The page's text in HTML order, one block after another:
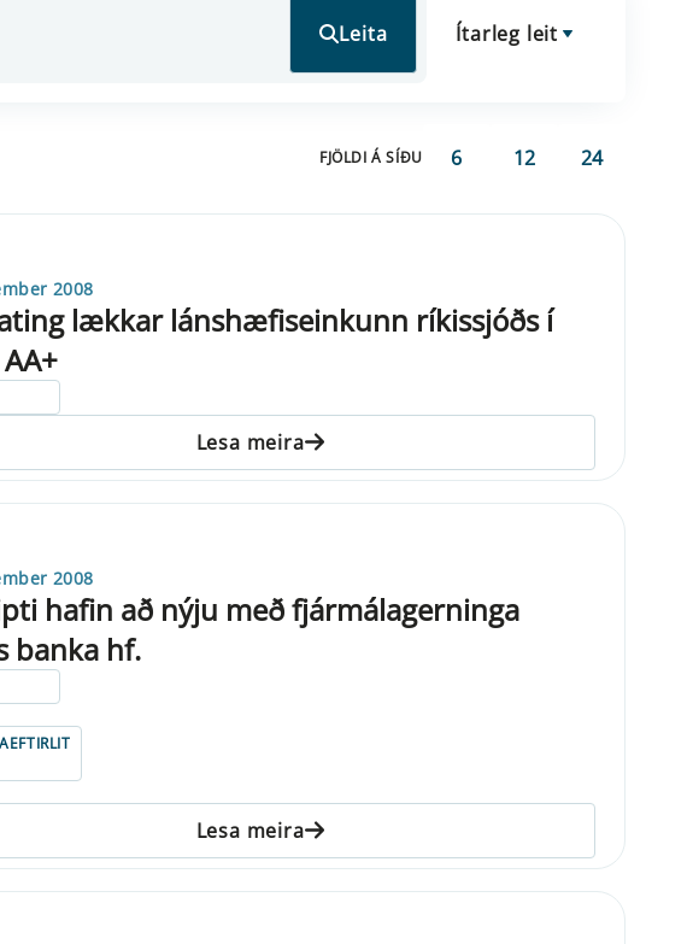
Leita Ítarleg leit
FJÖLDI Á SÍÐU 6 12 24
2008
lækkar lánshæfiseinkunn ríkissjóðs í
Lesa meira
2008
hafin að nýju með fjármálagerninga
banka hf.
Lesa meira